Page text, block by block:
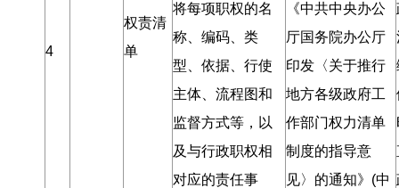
4
权责清
单
将每项职权的名
称、编码、类
型、依据、行使
主体、流程图和
监督方式等 ， 以
及与行政职权相
对应的责任事
《中共中央办公
厅国务院办公厅
印发〈关于推行
地方各级政府工
作部门权力清单
制度的指导意
见〉的通知》(中